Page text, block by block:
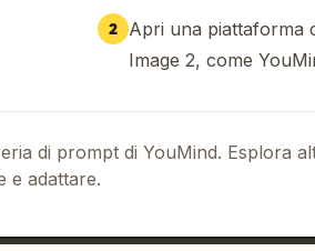
2 Apri una piattaforma
Image 2, come
di prompt di YouMind. Esplora
e adattare.